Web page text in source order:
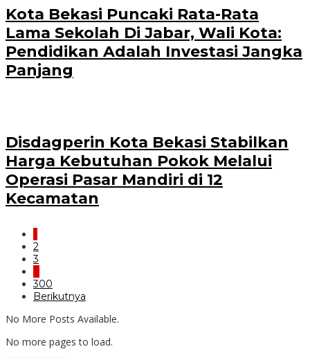
Kota Bekasi Puncaki Rata-Rata
Lama Sekolah Di Jabar, Wali Kota:
Pendidikan Adalah Investasi Jangka
Panjang
Disdagperin Kota Bekasi Stabilkan
Harga Kebutuhan Pokok Melalui
Operasi Pasar Mandiri di 12
Kecamatan
2
3
300
Berikutnya
No More Posts Available.
No more pages to load.